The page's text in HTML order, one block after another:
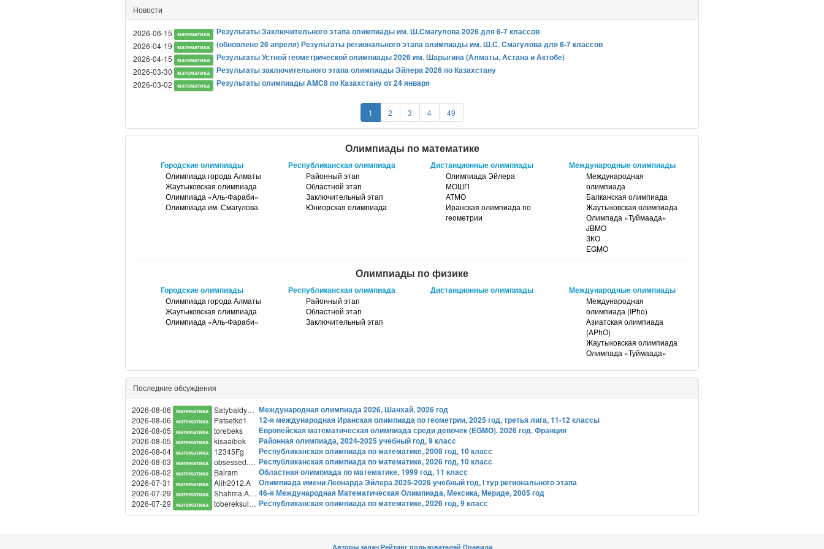
Новости
2026-06-15 математика Результаты Заключительного этапа олимпиады им. Ш.Смагулова 2026 для 6-7 классов
2026-04-19 математика (обновлено 26 апреля) Результаты регионального этапа олимпиады им. Ш.С. Смагулова для 6-7 классов
2026-04-15 математика Результаты Устной геометрической олимпиады 2026 им. Шарыгина (Алматы, Астана и Актобе)
2026-03-30 математика Результаты заключительного этапа олимпиады Эйлера 2026 по Казахстану
2026-03-02 математика Результаты олимпиады AMC8 по Казахстану от 24 января
1 2 3 4 49
Олимпиады по математике
Городские олимпиады
Олимпиада города Алматы
Жаутыковская олимпиада
Олимпиада «Аль-Фараби»
Олимпиада им. Смагулова
Республиканская олимпиада
Районный этап
Областной этап
Заключительный этап
Юниорская олимпиада
Дистанционные олимпиады
Олимпиада Эйлера
МОШП
АТМО
Иранская олимпиада по
геометрии
Международные олимпиады
Международная
олимпиада
Балканская олимпиада
Жаутыковская олимпиада
Олимпада «Туймаада»
JBMO
ЗКО
EGMO
Олимпиады по физике
Городские олимпиады
Олимпиада города Алматы
Жаутыковская олимпиада
Олимпиада «Аль-Фараби»
Республиканская олимпиада
Районный этап
Областной этап
Заключительный этап
Дистанционные олимпиады Международные олимпиады
Международная
олимпиада (IPho)
Азиатская олимпиада
(APhO)
Жаутыковская олимпиада
Олимпада «Туймаада»
Последние обсуждения
2026-08-06 математика SatybaldySayat Международная олимпиада 2026, Шанхай, 2026 год
2026-08-06 математика Patsetko1 12-я международная Иранская олимпиада по геометрии, 2025 год, третья лига, 11-12 классы
2026-08-05 математика torebeks Европейская математическая олимпиада среди девочек (EGMO). 2026 год. Франция
2026-08-05 математика kisaaibek Районная олимпиада, 2024-2025 учебный год, 9 класс
2026-08-04 математика 12345Fg Республиканская олимпиада по математике, 2008 год, 10 класс
2026-08-03 математика obsessed.prime Республиканская олимпиада по математике, 2026 год, 10 класс
2026-08-02 математика Bairam Областная олимпиада по математике, 1999 год, 11 класс
2026-07-31 математика Alih2012.A Олимпиада имени Леонарда Эйлера 2025-2026 учебный год, I тур регионального этапа
2026-07-29 математика Shahma.Aibek 46-я Международная Математическая Oлимпиада, Мексика, Мериде, 2005 год
2026-07-29 математика tobereksultan Республиканская олимпиада по математике, 2026 год, 9 класс
Авторы задач Рейтинг пользователей Правила